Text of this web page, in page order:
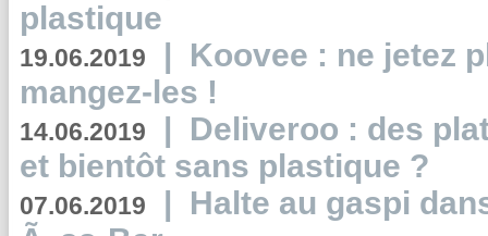
plastique
19.06.2019 | Koovee : ne jetez
mangez-les !
14.06.2019 | Deliveroo : des
et bientôt sans plastique ?
07.06.2019 | Halte au gaspi